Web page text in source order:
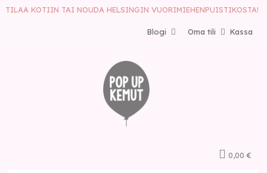
TILAA KOTIIN TAI NOUDA HELSINGIN VUORIMIEHENPUISTIKOSTA!
Kassa
Oma tili
Blogi
0,00 €